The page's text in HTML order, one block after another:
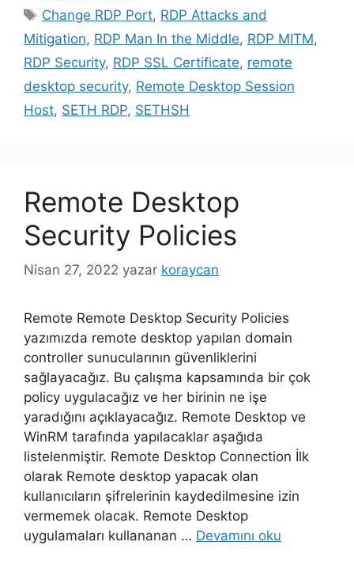
Etiketler
Change RDP Port, RDP Attacks and
Mitigation, RDP Man In the Middle, RDP MITM,
RDP Security, RDP SSL Certificate, remote
desktop security, Remote Desktop Session
Host, SETH RDP, SETHSH
Remote Desktop
Security Policies
Nisan 27, 2022 yazar koraycan
Remote Remote Desktop Security Policies
yazımızda remote desktop yapılan domain
controller sunucularının güvenliklerini
sağlayacağız. Bu çalışma kapsamında bir çok
policy uygulacağız ve her birinin ne işe
yaradığını açıklayacağız. Remote Desktop ve
WinRM tarafında yapılacaklar aşağıda
listelenmiştir. Remote Desktop Connection İlk
olarak Remote desktop yapacak olan
kullanıcıların şifrelerinin kaydedilmesine izin
vermemek olacak. Remote Desktop
uygulamaları kullananan … Devamını oku